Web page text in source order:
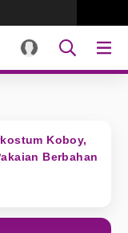
Koboy,
Berbahan